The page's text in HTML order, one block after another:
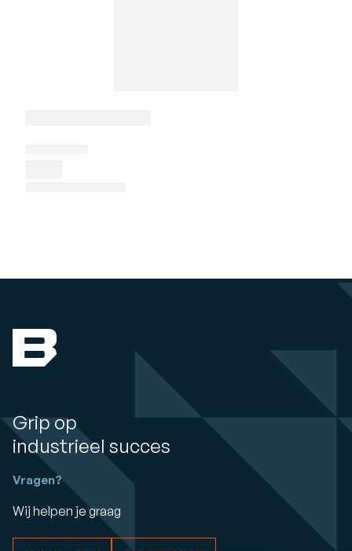
Grip op
industrieel succes
Vragen?
Wij helpen je graag